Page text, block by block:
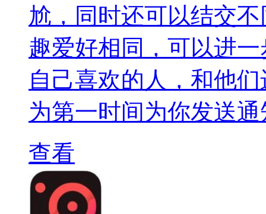
尬，同时还可以结交
趣爱好相同，可以进
自己喜欢的人，和他
为第一时间为你发送
查看